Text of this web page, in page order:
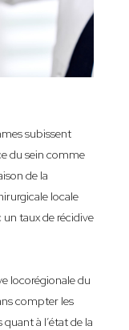
subissent
du sein comme
de la
locale
taux de récidive
locorégionale du
compter les
à l’état de la